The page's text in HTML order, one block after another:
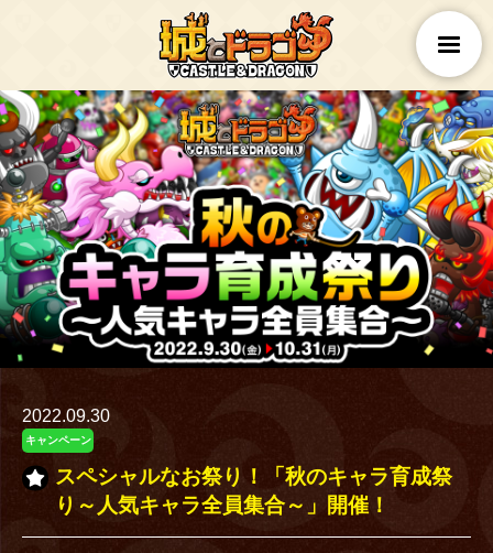
2022.09.30
キャンペーン
スペシャルなお祭り！「秋のキャラ育成祭
り～人気キャラ全員集合～」開催！